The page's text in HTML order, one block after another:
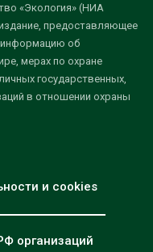
«Экология» (НИА
предоставляющее
информацию об
мерах по охране
государственных,
в отношении охраны
и cookies
организаций